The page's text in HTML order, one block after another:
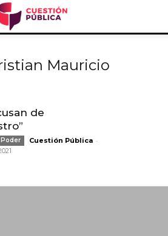
Mauricio
de
Cuestión Pública -